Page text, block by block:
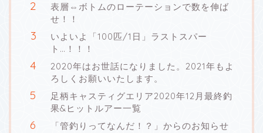
表層⇔ボトムのローテーションで数を伸ば
せ！！
いよいよ「100匹/1日」ラストスパー
ト…！！！
2020年はお世話になりました。2021年もよ
ろしくお願いいたします。
足柄キャスティグエリア2020年12月最終釣
果&ヒットルアー一覧
「管釣りってなんだ！？」からのお知らせ